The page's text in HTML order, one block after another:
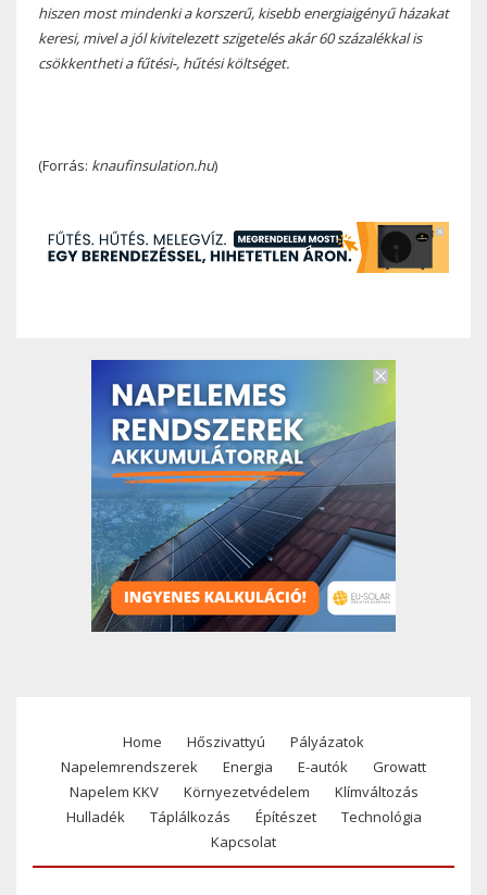
hiszen most mindenki a korszerű, kisebb energiaigényű házakat
keresi, mivel a jól kivitelezett szigetelés akár 60 százalékkal is
csökkentheti a fűtési-, hűtési költséget.
(Forrás: knaufinsulation.hu)
Footer
menu
Home Hőszivattyú
Pályázatok
Napelemrendszerek
Energia E-autók
Growatt
Napelem KKV
Környezetvédelem
Klímváltozás
Hulladék
Táplálkozás Építészet
Technológia
Kapcsolat